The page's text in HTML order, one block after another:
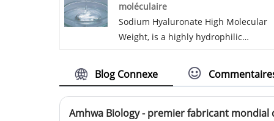
après-vente et une livraison rapide.
moléculaire
Sodium Hyaluronate High Molecular
Weight, is a highly hydrophilic
tissue hydrodynamics and contributes
to the transport of water, it helps to
maintain the hydration and
elastoviscosity of tissues.The
Blog Connexe